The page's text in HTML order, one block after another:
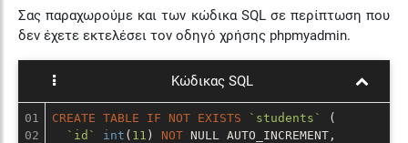
Σας παραχωρούμε και των κώδικα SQL σε περίπτωση που
δεν έχετε εκτελέσει τον οδηγό χρήσης phpmyadmin.
Κώδικας SQL
01
02
CREATE TABLE IF NOT EXISTS `students`
(
`id`
int ( 11 ) NOT NULL
AUTO_INCREMENT,